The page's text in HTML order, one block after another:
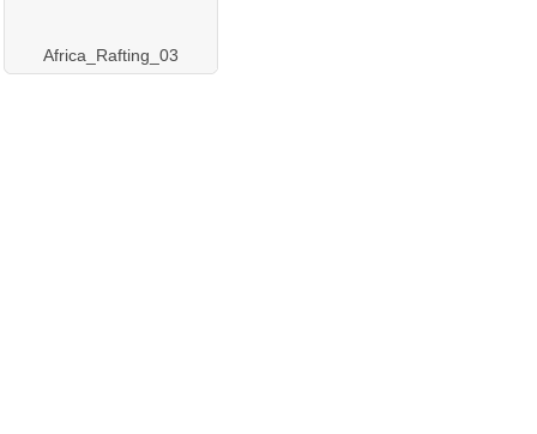
Africa_Rafting_03